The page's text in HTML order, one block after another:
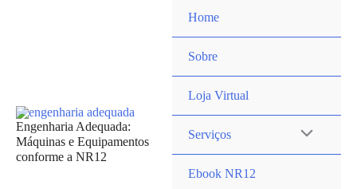
Engenharia Adequada:
Máquinas e Equipamentos
conforme a NR12
Home
Sobre
Loja Virtual
Serviços
Ebook NR12